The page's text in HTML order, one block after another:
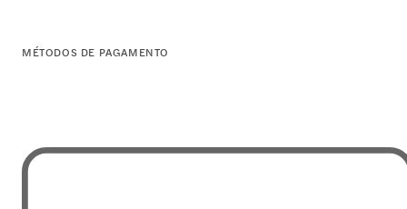
MÉTODOS DE PAGAMENTO